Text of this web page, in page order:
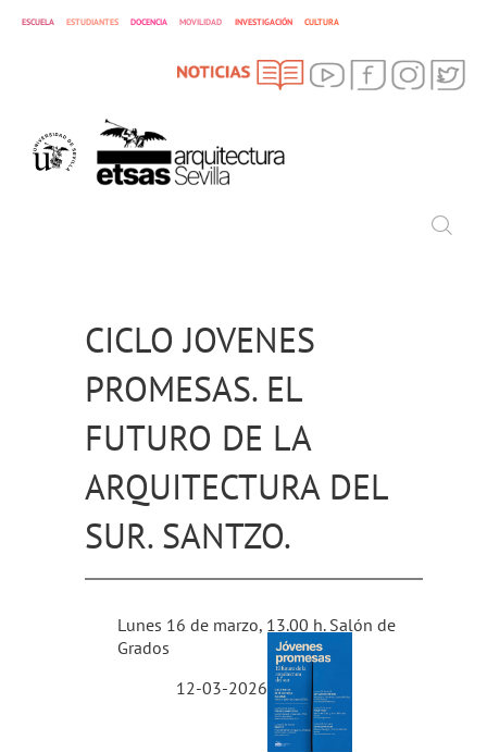
ESCUELA ESTUDIANTES DOCENCIA MOVILIDAD INVESTIGACIÓN CULTURA
CICLO JOVENES
PROMESAS. EL
FUTURO DE LA
ARQUITECTURA DEL
SUR. SANTZO.
Lunes 16 de marzo, 13.00 h. Salón de
Grados
12-03-2026